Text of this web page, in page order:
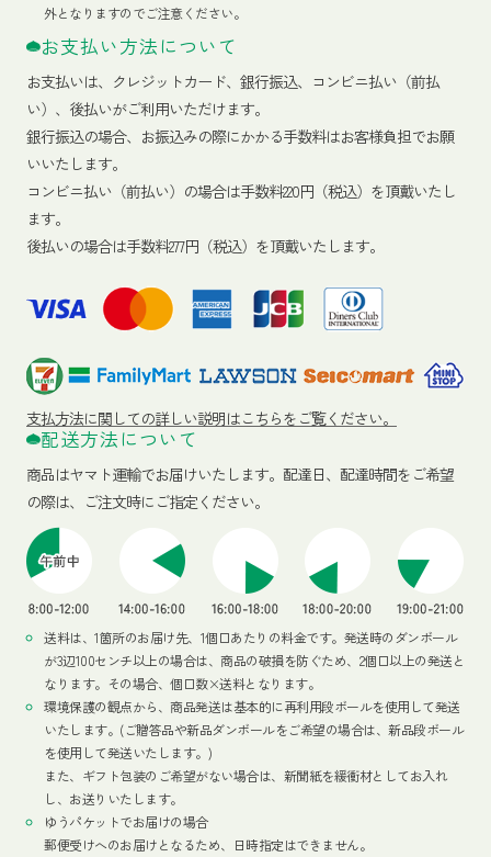
外となりますのでご注意ください。
お支払い方法について
お支払いは、クレジットカード、銀行振込、コンビニ払い（前払
い）、後払いがご利用いただけます。
銀行振込の場合、お振込みの際にかかる手数料はお客様負担でお願
いいたします。
コンビニ払い（前払い）の場合は手数料220円（税込）を頂戴いたし
ます。
後払いの場合は手数料277円（税込）を頂戴いたします。
支払方法に関しての詳しい説明はこちらをご覧ください。
配送方法について
商品はヤマト運輸でお届けいたします。 配達日、配達時間をご希望
の際は、ご注文時にご指定ください。
送料は、1箇所のお届け先、1個口あたりの料金です。発送時のダンボール
が3辺100センチ以上の場合は、商品の破損を防ぐため、2個口以上の発送と
なります。その場合、個口数×送料となります。
環境保護の観点から、商品発送は基本的に再利用段ボールを使用して発送
いたします。(ご贈答品や新品ダンボールをご希望の場合は、新品段ボール
を使用して発送いたします。)
また、ギフト包装のご希望がない場合は、新聞紙を緩衝材としてお入れ
し、お送りいたします。
ゆうパケットでお届けの場合
郵便受けへのお届けとなるため、日時指定はできません。